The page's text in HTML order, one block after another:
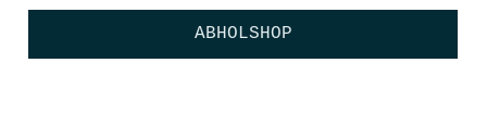
ABHOLSHOP